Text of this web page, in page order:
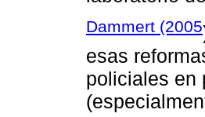
Dammert (2005
esas
policiales en